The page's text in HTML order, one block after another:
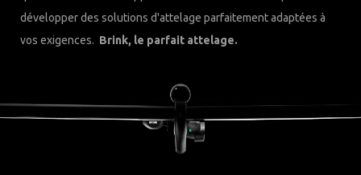
développer des solutions d'attelage parfaitement adaptées à
vos exigences. Brink, le parfait attelage.